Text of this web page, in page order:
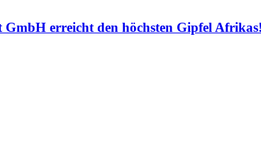
GmbH erreicht den höchsten Gipfel Afrikas!